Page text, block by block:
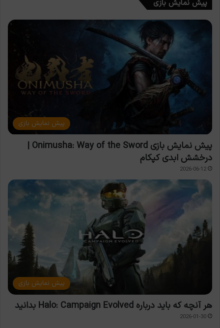
پیش نمایش بازی
پیش نمایش بازی
پیش نمایش بازی Onimusha: Way of the Sword |
درخشش ابدی کپکام
2026-06-12
پیش نمایش بازی
هر آنچه که باید درباره Halo: Campaign Evolved بدانید
2026-01-30